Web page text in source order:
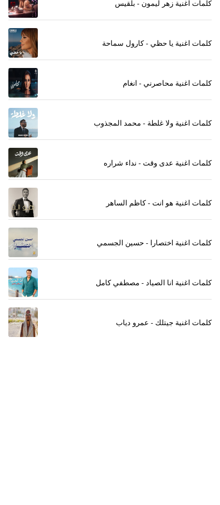
كلمات اغنية زهر ليمون - بلقيس
كلمات اغنية يا حظي - كارول سماحة
كلمات اغنية محاصرني - انغام
كلمات اغنية ولا غلطة - محمد المجذوب
كلمات اغنية عدى وقت - نداء شراره
كلمات اغنية هو انت - كاظم الساهر
كلمات اغنية اختصارا - حسين الجسمي
كلمات اغنية انا الصياد - مصطفي كامل
كلمات اغنية جيتلك - عمرو دياب